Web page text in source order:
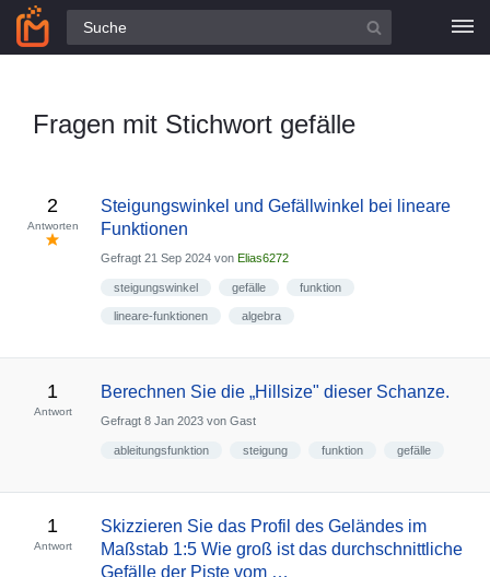
Alle Fragen
Fragen mit Stichwort gefälle
2
Antworten
Steigungswinkel und Gefällwinkel bei lineare
Funktionen
Gefragt 21 Sep 2024 von Elias6272
steigungswinkel gefälle funktion
lineare-funktionen algebra
1
Antwort
Berechnen Sie die „Hillsize" dieser Schanze.
Gefragt 8 Jan 2023 von Gast
ableitungsfunktion steigung funktion gefälle
1
Antwort
Skizzieren Sie das Profil des Geländes im
Maßstab 1:5 Wie groß ist das durchschnittliche
Gefälle der Piste vom …